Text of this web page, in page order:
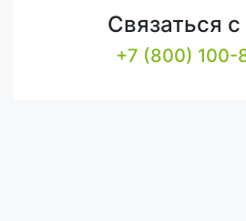
Связаться
+7 (800) 100-